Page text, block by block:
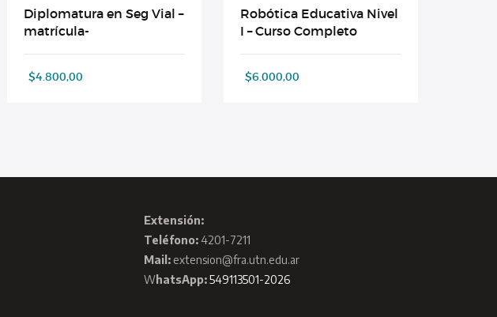
Diplomatura en Seg Vial –
matrícula-
$4.800,00
Robótica Educativa Nivel
I – Curso Completo
$6.000,00
Extensión:
Teléfono:4201-7211
Mail:extension@fra.utn.edu.ar
WhatsApp:549113501-2026